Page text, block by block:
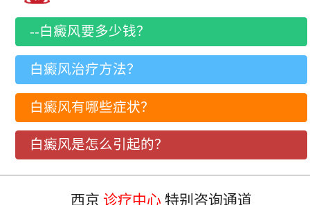
--白癜风要多少钱？
白癜风治疗方法？
白癜风有哪些症状？
白癜风是怎么引起的？
西京 诊疗中心 特别咨询通道